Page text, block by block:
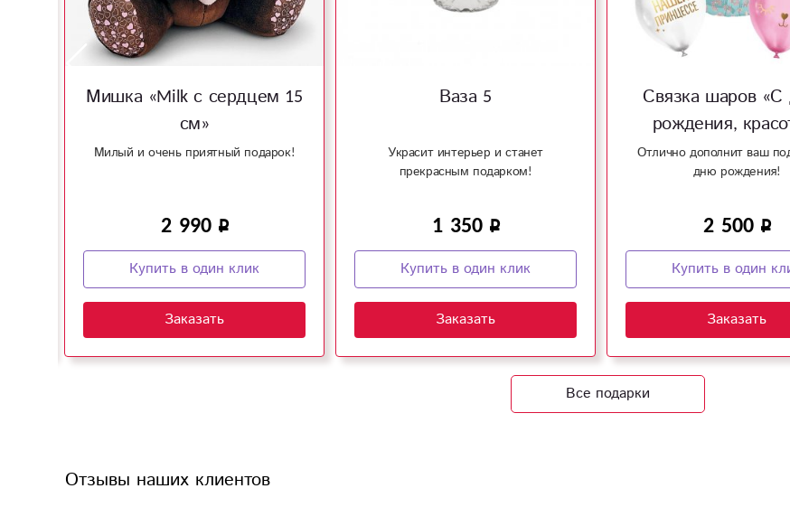
Мишка «Milk с сердцем 15
см»
Милый и очень приятный подарок!
2 990
Купить в один клик
Заказать
Ваза 5
Украсит интерьер и станет
прекрасным подарком!
1 350
Купить в один клик
Заказать
Связка шаров «С
рождения,
Отлично дополнит ваш
дню рождения!
2 500
Купить в один
Заказать
Все подарки
Отзывы наших клиентов